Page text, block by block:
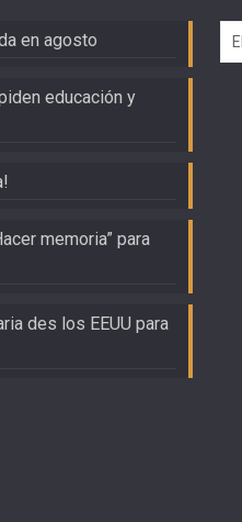
en agosto
educación y
memoria” para
des los EEUU para